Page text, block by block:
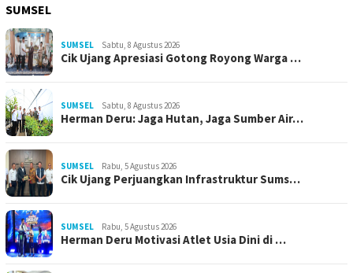
SUMSEL
SUMSEL Sabtu, 8 Agustus 2026
Cik Ujang Apresiasi Gotong Royong Warga …
SUMSEL Sabtu, 8 Agustus 2026
Herman Deru: Jaga Hutan, Jaga Sumber Air…
SUMSEL Rabu, 5 Agustus 2026
Cik Ujang Perjuangkan Infrastruktur Sums…
SUMSEL Rabu, 5 Agustus 2026
Herman Deru Motivasi Atlet Usia Dini di …